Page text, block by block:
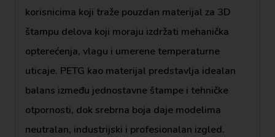
korisnicima koji traže pouzdan materijal za 3D
štampu delova koji moraju izdržati mehanička
opterećenja, vlagu i umerene temperaturne
uticaje. PETG kao materijal predstavlja idealan
balans između jednostavne štampe i tehničke
otpornosti, dok srebrna boja daje modelima
neutralan, industrijski i profesionalan izgled.